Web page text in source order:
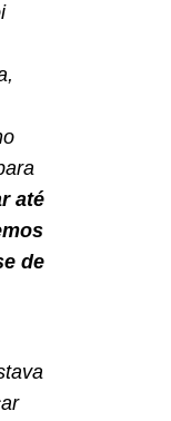
até
de